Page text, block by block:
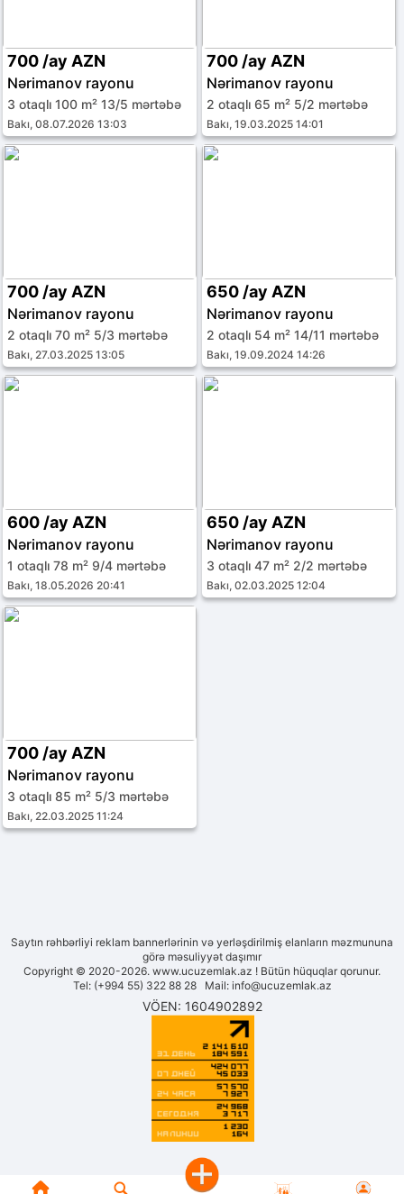
700 /ay AZN
Nərimanov rayonu
3 otaqlı 100 m² 13/5 mərtəbə
Bakı, 08.07.2026 13:03
700 /ay AZN
Nərimanov rayonu
2 otaqlı 65 m² 5/2 mərtəbə
Bakı, 19.03.2025 14:01
700 /ay AZN
Nərimanov rayonu
2 otaqlı 70 m² 5/3 mərtəbə
Bakı, 27.03.2025 13:05
650 /ay AZN
Nərimanov rayonu
2 otaqlı 54 m² 14/11 mərtəbə
Bakı, 19.09.2024 14:26
600 /ay AZN
Nərimanov rayonu
1 otaqlı 78 m² 9/4 mərtəbə
Bakı, 18.05.2026 20:41
650 /ay AZN
Nərimanov rayonu
3 otaqlı 47 m² 2/2 mərtəbə
Bakı, 02.03.2025 12:04
700 /ay AZN
Nərimanov rayonu
3 otaqlı 85 m² 5/3 mərtəbə
Bakı, 22.03.2025 11:24
Saytın rəhbərliyi reklam bannerlərinin və yerləşdirilmiş elanların məzmununa
görə məsuliyyət daşımır
Copyright © 2020-2026. www.ucuzemlak.az ! Bütün hüquqlar qorunur.
Tel: (+994 55) 322 88 28 Mail: info@ucuzemlak.az
VÖEN: 1604902892